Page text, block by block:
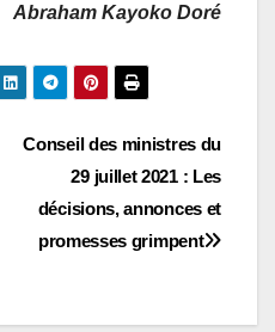
Abraham Kayoko Doré
Conseil des ministres du
29 juillet 2021 : Les
décisions, annonces et
promesses grimpent